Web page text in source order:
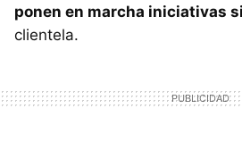
ponen en marcha iniciativas
clientela.